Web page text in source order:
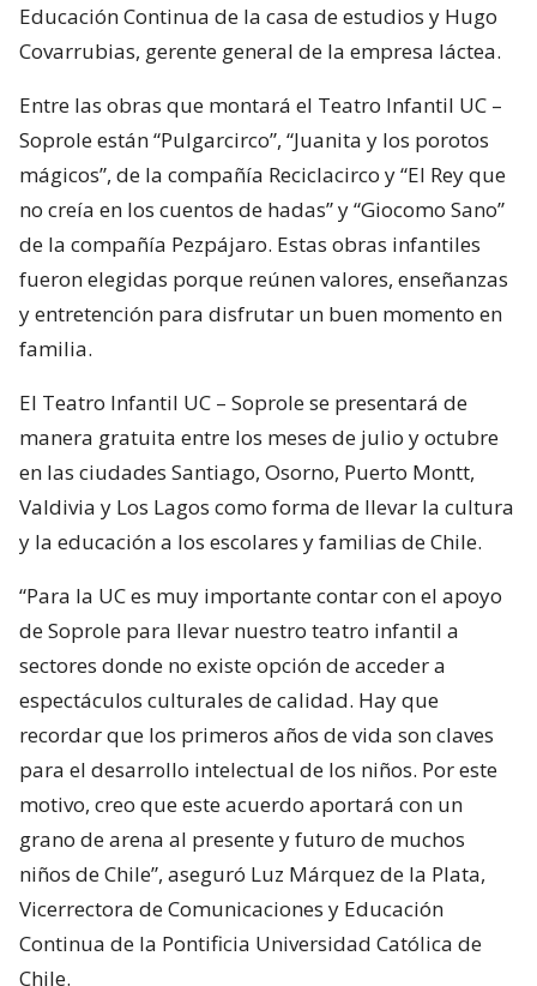
Educación Continua de la casa de estudios y Hugo
Covarrubias, gerente general de la empresa láctea.
Entre las obras que montará el Teatro Infantil UC –
Soprole están “Pulgarcirco”, “Juanita y los porotos
mágicos”, de la compañía Reciclacirco y “El Rey que
no creía en los cuentos de hadas” y “Giocomo Sano”
de la compañía Pezpájaro. Estas obras infantiles
fueron elegidas porque reúnen valores, enseñanzas
y entretención para disfrutar un buen momento en
familia.
El Teatro Infantil UC – Soprole se presentará de
manera gratuita entre los meses de julio y octubre
en las ciudades Santiago, Osorno, Puerto Montt,
Valdivia y Los Lagos como forma de llevar la cultura
y la educación a los escolares y familias de Chile.
“Para la UC es muy importante contar con el apoyo
de Soprole para llevar nuestro teatro infantil a
sectores donde no existe opción de acceder a
espectáculos culturales de calidad. Hay que
recordar que los primeros años de vida son claves
para el desarrollo intelectual de los niños. Por este
motivo, creo que este acuerdo aportará con un
grano de arena al presente y futuro de muchos
niños de Chile”, aseguró Luz Márquez de la Plata,
Vicerrectora de Comunicaciones y Educación
Continua de la Pontificia Universidad Católica de
Chile.